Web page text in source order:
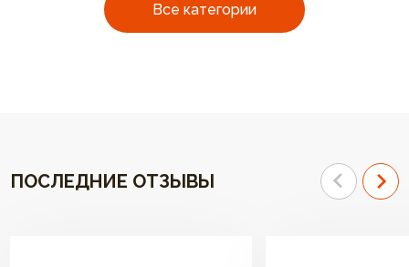
Все категории
ПОСЛЕДНИЕ ОТЗЫВЫ